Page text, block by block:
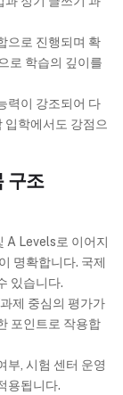
으로 진행되며 확
로 학습의 깊이를
력이 강조되어 다
입학에서도 강점으
구조
A Levels로 이어지
명확합니다. 국제
있습니다.
제 중심의 평가가
포인트로 작용합
부, 시험 센터 운영
용됩니다.